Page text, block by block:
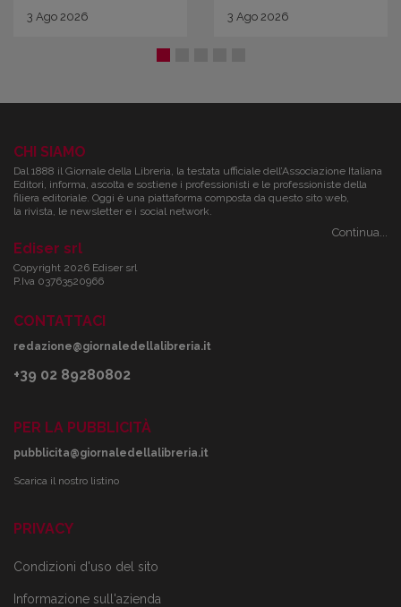
3 Ago 2026 3 Ago 2026
CHI SIAMO
Dal 1888 il Giornale della Libreria, la testata ufficiale dell’Associazione Italiana
Editori, informa, ascolta e sostiene i professionisti e le professioniste della
filiera editoriale. Oggi è una piattaforma composta da questo sito web,
la rivista, le newsletter e i social network.
Continua...
Ediser srl
Copyright 2026 Ediser srl
P.Iva 03763520966
CONTATTACI
redazione@giornaledellalibreria.it
+39 02 89280802
PER LA PUBBLICITÀ
pubblicita@giornaledellalibreria.it
Scarica il nostro listino
PRIVACY
Condizioni d'uso del sito
Informazione sull'azienda